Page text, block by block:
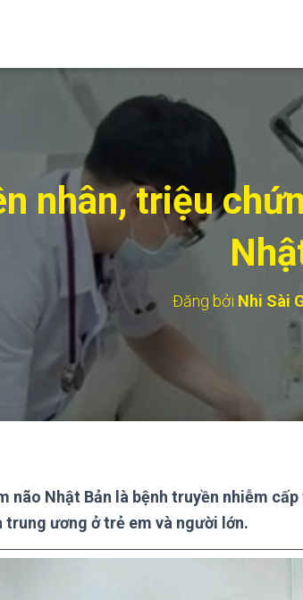
nhân, triệu
Đăng bởi Nhi Sài
não Nhật Bản là bệnh truyền nhiễm
trung ương ở trẻ em và người lớn.